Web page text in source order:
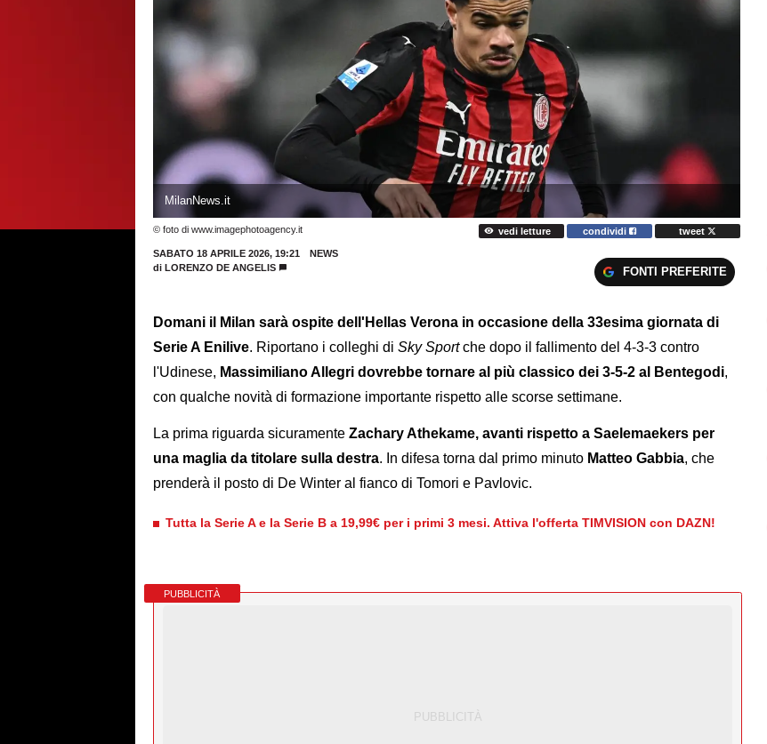
MilanNews.it
© foto di www.imagephotoagency.it vedi letture condividi tweet
SABATO 18 APRILE 2026, 19:21
NEWS
di LORENZO DE ANGELIS FONTI PREFERITE
Domani il Milan sarà ospite dell'Hellas Verona in occasione della 33esima giornata di
Serie A Enilive. Riportano i colleghi di Sky Sportche dopo il fallimento del 4-3-3 contro
l'Udinese, Massimiliano Allegri dovrebbe tornare al più classico dei 3-5-2 al Bentegodi,
con qualche novità di formazione importante rispetto alle scorse settimane.
La prima riguarda sicuramente Zachary Athekame, avanti rispetto a Saelemaekers per
una maglia da titolare sulla destra. In difesa torna dal primo minuto Matteo Gabbia, che
prenderà il posto di De Winter al fianco di Tomori e Pavlovic.
Tutta la Serie A e la Serie B a 19,99€ per i primi 3 mesi. Attiva l'offerta TIMVISION con DAZN!
PUBBLICITÀ